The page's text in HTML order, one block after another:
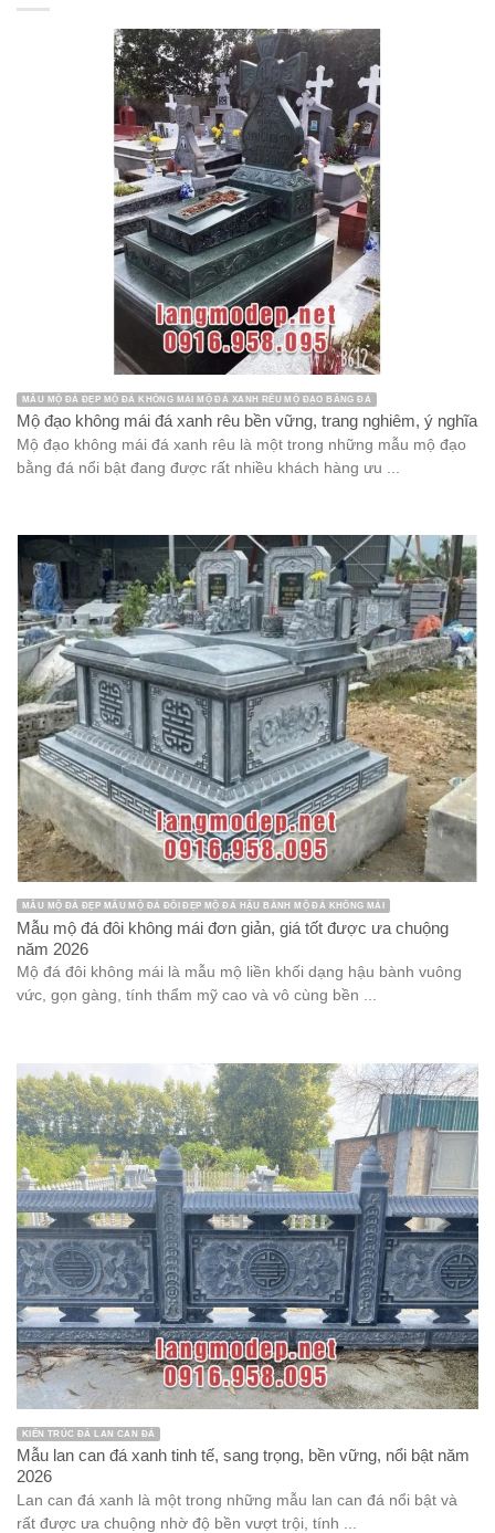
MẪU MỘ ĐÁ ĐẸP MỘ ĐÁ KHÔNG MÁI MỘ ĐÁ XANH RÊU MỘ ĐẠO BẰNG ĐÁ
Mộ đạo không mái đá xanh rêu bền vững, trang nghiêm, ý nghĩa
Mộ đạo không mái đá xanh rêu là một trong những mẫu mộ đạo
bằng đá nổi bật đang được rất nhiều khách hàng ưu ...
MẪU MỘ ĐÁ ĐẸP MẪU MỘ ĐÁ ĐÔI ĐẸP MỘ ĐÁ HẬU BÀNH MỘ ĐÁ KHÔNG MÁI
Mẫu mộ đá đôi không mái đơn giản, giá tốt được ưa chuộng
năm 2026
Mộ đá đôi không mái là mẫu mộ liền khối dạng hậu bành vuông
vức, gọn gàng, tính thẩm mỹ cao và vô cùng bền ...
KIẾN TRÚC ĐÁ LAN CAN ĐÁ
Mẫu lan can đá xanh tinh tế, sang trọng, bền vững, nổi bật năm
2026
Lan can đá xanh là một trong những mẫu lan can đá nổi bật và
rất được ưa chuộng nhờ độ bền vượt trội, tính ...